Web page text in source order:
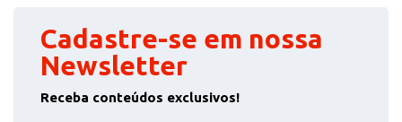
Cadastre-se em nossa
Newsletter
Receba conteúdos exclusivos!